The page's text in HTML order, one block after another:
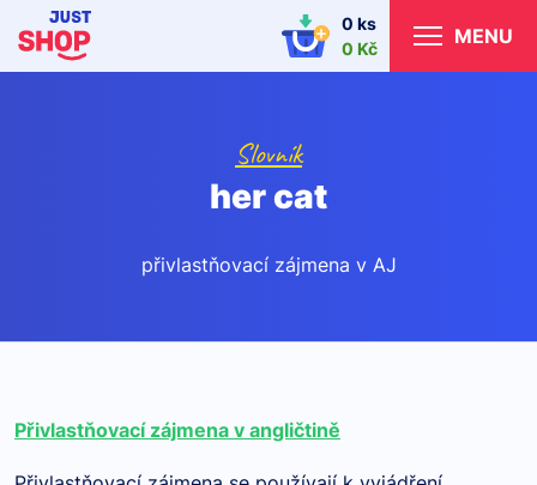
0 ks
0 Kč
MENU
Slovník
her cat
přivlastňovací zájmena v AJ
Přivlastňovací zájmena v angličtině